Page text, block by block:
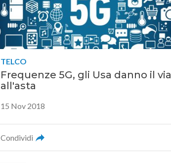
TELCO
Frequenze 5G, gli Usa danno il via
all'asta
15 Nov 2018
Condividi